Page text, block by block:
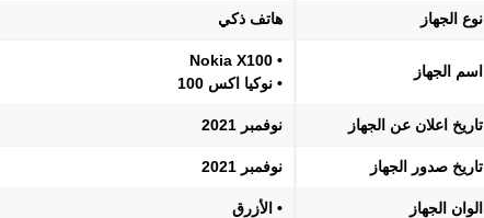
نوع الجهاز هاتف ذكي
اسم الجهاز
• Nokia X100
• نوكيا اكس 100
تاريخ اعلان عن الجهاز نوفمبر 2021
تاريخ صدور الجهاز نوفمبر 2021
الوان الجهاز • الأزرق